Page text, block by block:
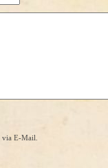
E-Mail.